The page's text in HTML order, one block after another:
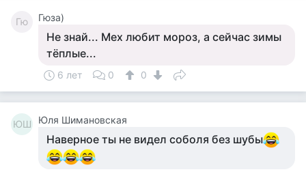
Гю Гюза)
Не знай... Мех любит мороз, а сейчас зимы
тёплые...
6 лет 0 0
ЮШ Юля Шимановская
Наверное ты не видел соболя без шубы